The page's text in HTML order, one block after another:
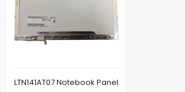
LTN141AT07 Notebook Panel